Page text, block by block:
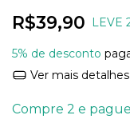
R$39,90 LEVE
5% de desconto
Ver mais detalhes
Compre 2 e pague